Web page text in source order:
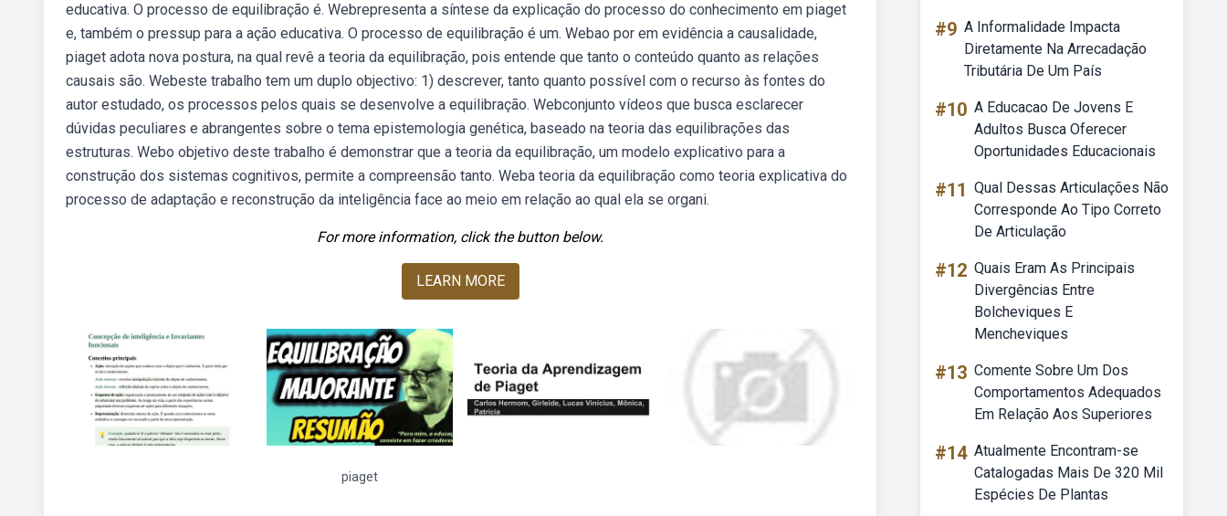
educativa. O processo de equilibração é. Webrepresenta a síntese da explicação do processo do conhecimento em piaget
e, também o pressup para a ação educativa. O processo de equilibração é um. Webao por em evidência a causalidade,
piaget adota nova postura, na qual revê a teoria da equilibração, pois entende que tanto o conteúdo quanto as relações
causais são. Webeste trabalho tem um duplo objectivo: 1) descrever, tanto quanto possível com o recurso às fontes do
autor estudado, os processos pelos quais se desenvolve a equilibração. Webconjunto vídeos que busca esclarecer
dúvidas peculiares e abrangentes sobre o tema epistemologia genética, baseado na teoria das equilibrações das
estruturas. Webo objetivo deste trabalho é demonstrar que a teoria da equilibração, um modelo explicativo para a
construção dos sistemas cognitivos, permite a compreensão tanto. Weba teoria da equilibração como teoria explicativa do
processo de adaptação e reconstrução da inteligência face ao meio em relação ao qual ela se organi.
For more information, click the button below.
LEARN MORE
piaget
#9 A Informalidade Impacta
Diretamente Na Arrecadação
Tributária De Um País
#10 A Educacao De Jovens E
Adultos Busca Oferecer
Oportunidades Educacionais
#11 Qual Dessas Articulações Não
Corresponde Ao Tipo Correto
De Articulação
#12 Quais Eram As Principais
Divergências Entre
Bolcheviques E
Mencheviques
#13 Comente Sobre Um Dos
Comportamentos Adequados
Em Relação Aos Superiores
#14 Atualmente Encontram-se
Catalogadas Mais De 320 Mil
Espécies De Plantas